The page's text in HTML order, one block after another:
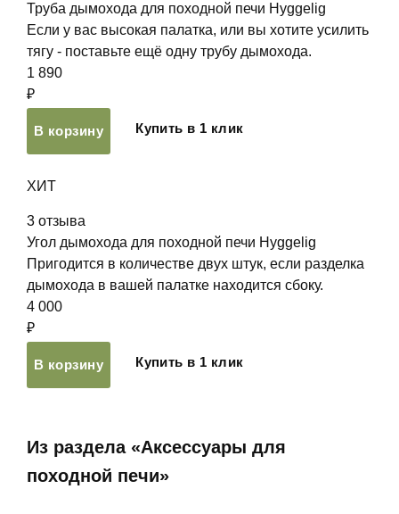
Труба дымохода для походной печи Hyggelig
Если у вас высокая палатка, или вы хотите усилить
тягу - поставьте ещё одну трубу дымохода.
1 890
₽
В корзину Купить в 1 клик
ХИТ
3 отзыва
Угол дымохода для походной печи Hyggelig
Пригодится в количестве двух штук, если разделка
дымохода в вашей палатке находится сбоку.
4 000
₽
В корзину Купить в 1 клик
Из раздела «Аксессуары для
походной печи»